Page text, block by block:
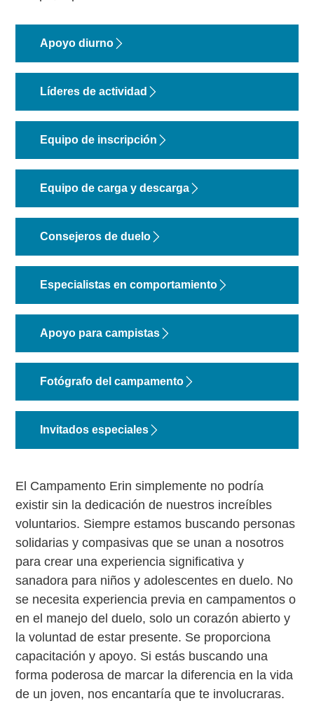
Apoyo diurno
Líderes de actividad
Equipo de inscripción
Equipo de carga y descarga
Consejeros de duelo
Especialistas en comportamiento
Apoyo para campistas
Fotógrafo del campamento
Invitados especiales
El Campamento Erin simplemente no podría
existir sin la dedicación de nuestros increíbles
voluntarios. Siempre estamos buscando personas
solidarias y compasivas que se unan a nosotros
para crear una experiencia significativa y
sanadora para niños y adolescentes en duelo. No
se necesita experiencia previa en campamentos o
en el manejo del duelo, solo un corazón abierto y
la voluntad de estar presente. Se proporciona
capacitación y apoyo. Si estás buscando una
forma poderosa de marcar la diferencia en la vida
de un joven, nos encantaría que te involucraras.